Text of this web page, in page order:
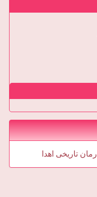
رمان تاریخی اهدا